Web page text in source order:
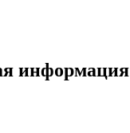
информация